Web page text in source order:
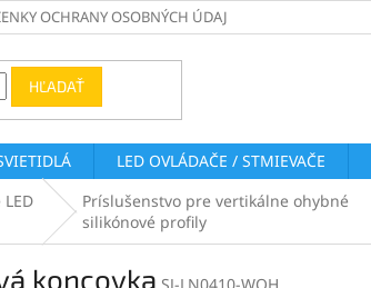
OCHRANY OSOBNÝCH ÚDAJOV
HĽADAŤ
LED OVLÁDAČE / STMIEVAČE
Príslušenstvo pre vertikálne ohybné
silikónové profily
koncovka